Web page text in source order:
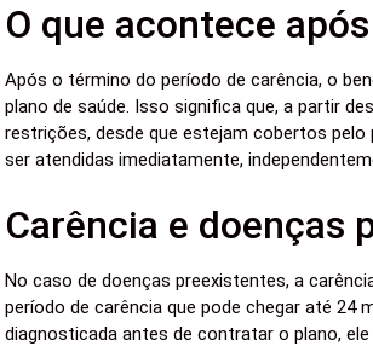
O que acontece
Após o término do período de carência, o
plano de saúde. Isso significa que, a partir
restrições, desde que estejam cobertos pelo
ser atendidas imediatamente,
Carência e doenças
No caso de doenças preexistentes, a
período de carência que pode chegar até 24
diagnosticada antes de contratar o plano,